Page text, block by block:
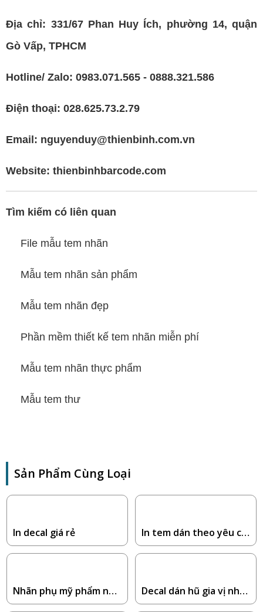
Địa chỉ: 331/67 Phan Huy Ích, phường 14, quận
Gò Vấp, TPHCM
Hotline/ Zalo: 0983.071.565 - 0888.321.586
Điện thoại: 028.625.73.2.79
Email: nguyenduy@thienbinh.com.vn
Website: thienbinhbarcode.com
Tìm kiếm có liên quan
File mẫu tem nhãn
Mẫu tem nhãn sản phẩm
Mẫu tem nhãn đẹp
Phần mềm thiết kế tem nhãn miễn phí
Mẫu tem nhãn thực phẩm
Mẫu tem thư
Sản Phẩm Cùng Loại
In decal giá rẻ
In tem dán theo yêu cầ
u
Nhãn phụ mỹ phẩm nhậ
p khẩu
Decal dán hũ gia vị nhà
bếp